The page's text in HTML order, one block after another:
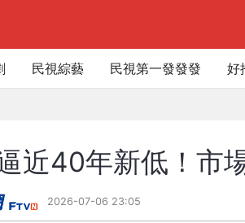
民視綜藝 民視第一發發發 好
近40年新低！市
2026-07-06 23:05